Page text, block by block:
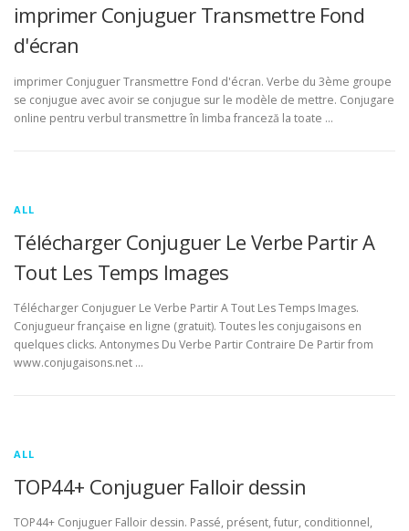
imprimer Conjuguer Transmettre Fond
d'écran
imprimer Conjuguer Transmettre Fond d'écran. Verbe du 3ème groupe
se conjugue avec avoir se conjugue sur le modèle de mettre. Conjugare
online pentru verbul transmettre în limba franceză la toate …
ALL
Télécharger Conjuguer Le Verbe Partir A
Tout Les Temps Images
Télécharger Conjuguer Le Verbe Partir A Tout Les Temps Images.
Conjugueur française en ligne (gratuit). Toutes les conjugaisons en
quelques clicks. Antonymes Du Verbe Partir Contraire De Partir from
www.conjugaisons.net …
ALL
TOP44+ Conjuguer Falloir dessin
TOP44+ Conjuguer Falloir dessin. Passé, présent, futur, conditionnel,